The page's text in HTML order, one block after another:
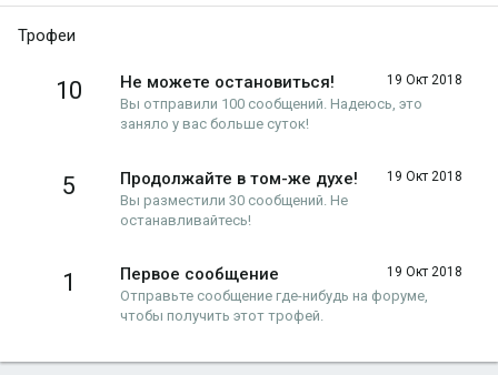
Трофеи
10 19 Окт 2018
Не можете остановиться!
Вы отправили 100 сообщений. Надеюсь, это
заняло у вас больше суток!
5 19 Окт 2018
Продолжайте в том-же духе!
Вы разместили 30 сообщений. Не
останавливайтесь!
1 19 Окт 2018
Первое сообщение
Отправьте сообщение где-нибудь на форуме,
чтобы получить этот трофей.